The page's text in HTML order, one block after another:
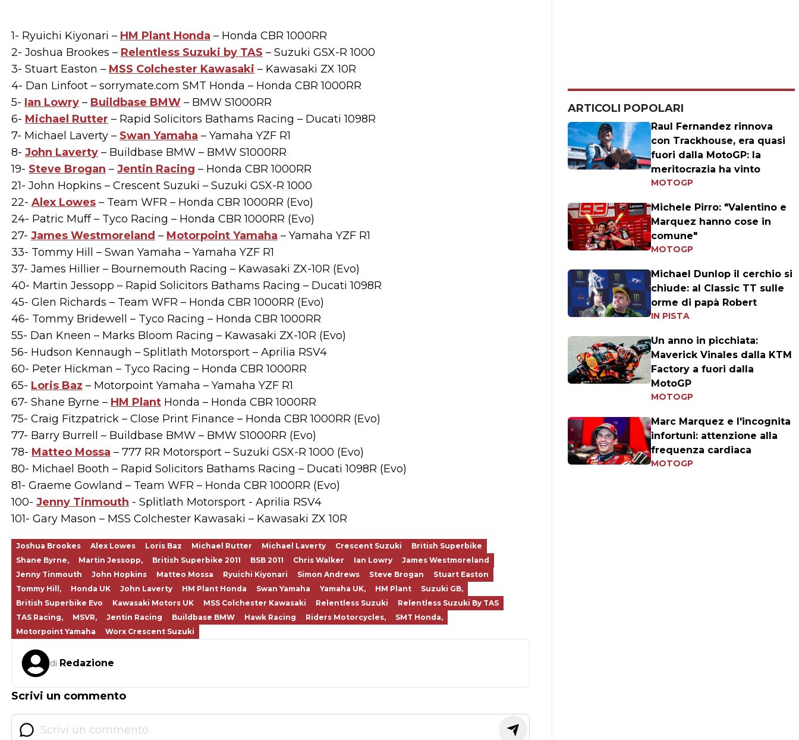
1- Ryuichi Kiyonari – HM Plant Honda – Honda CBR 1000RR
2- Joshua Brookes – Relentless Suzuki by TAS – Suzuki GSX-R 1000
3- Stuart Easton – MSS Colchester Kawasaki – Kawasaki ZX 10R
4- Dan Linfoot – sorrymate.com SMT Honda – Honda CBR 1000RR
5- Ian Lowry – Buildbase BMW – BMW S1000RR
6- Michael Rutter – Rapid Solicitors Bathams Racing – Ducati 1098R
7- Michael Laverty – Swan Yamaha – Yamaha YZF R1
8- John Laverty – Buildbase BMW – BMW S1000RR
19- Steve Brogan – Jentin Racing – Honda CBR 1000RR
21- John Hopkins – Crescent Suzuki – Suzuki GSX-R 1000
22- Alex Lowes – Team WFR – Honda CBR 1000RR (Evo)
24- Patric Muff – Tyco Racing – Honda CBR 1000RR (Evo)
27- James Westmoreland – Motorpoint Yamaha – Yamaha YZF R1
33- Tommy Hill – Swan Yamaha – Yamaha YZF R1
37- James Hillier – Bournemouth Racing – Kawasaki ZX-10R (Evo)
40- Martin Jessopp – Rapid Solicitors Bathams Racing – Ducati 1098R
45- Glen Richards – Team WFR – Honda CBR 1000RR (Evo)
46- Tommy Bridewell – Tyco Racing – Honda CBR 1000RR
55- Dan Kneen – Marks Bloom Racing – Kawasaki ZX-10R (Evo)
56- Hudson Kennaugh – Splitlath Motorsport – Aprilia RSV4
60- Peter Hickman – Tyco Racing – Honda CBR 1000RR
65- Loris Baz – Motorpoint Yamaha – Yamaha YZF R1
67- Shane Byrne – HM Plant Honda – Honda CBR 1000RR
75- Craig Fitzpatrick – Close Print Finance – Honda CBR 1000RR (Evo)
77- Barry Burrell – Buildbase BMW – BMW S1000RR (Evo)
78- Matteo Mossa – 777 RR Motorsport – Suzuki GSX-R 1000 (Evo)
80- Michael Booth – Rapid Solicitors Bathams Racing – Ducati 1098R (Evo)
81- Graeme Gowland – Team WFR – Honda CBR 1000RR (Evo)
100- Jenny Tinmouth - Splitlath Motorsport - Aprilia RSV4
101- Gary Mason – MSS Colchester Kawasaki – Kawasaki ZX 10R
Joshua Brookes Alex Lowes Loris Baz Michael Rutter Michael Laverty Crescent Suzuki
British Superbike
Shane Byrne,
Martin Jessopp, British Superbike 2011 BSB 2011 Chris Walker Ian Lowry
James Westmoreland
Jenny Tinmouth
John Hopkins Matteo Mossa Ryuichi Kiyonari Simon Andrews Steve Brogan
Stuart Easton
Tommy Hill,
Honda UK John Laverty HM Plant Honda Swan Yamaha Yamaha UK, HM Plant
Suzuki GB,
British Superbike Evo
Kawasaki Motors UK MSS Colchester Kawasaki Relentless Suzuki
Relentless Suzuki By TAS
TAS Racing,
MSVR, Jentin Racing Buildbase BMW Hawk Racing Riders Motorcycles,
SMT Honda,
Motorpoint Yamaha
Worx Crescent Suzuki
di Redazione
Scrivi un commento
ARTICOLI POPOLARI
Raul Fernandez rinnova
con Trackhouse, era quasi
fuori dalla MotoGP: la
meritocrazia ha vinto
MOTOGP
Michele Pirro: "Valentino e
Marquez hanno cose in
comune"
MOTOGP
Michael Dunlop il cerchio si
chiude: al Classic TT sulle
orme di papà Robert
IN PISTA
Un anno in picchiata:
Maverick Vinales dalla KTM
Factory a fuori dalla
MotoGP
MOTOGP
Marc Marquez e l'incognita
infortuni: attenzione alla
frequenza cardiaca
MOTOGP